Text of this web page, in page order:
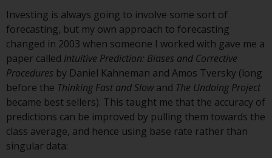
SERVICES LTD, Feldeggstrasse 12,
CH-8008 Zürich. Zahlstelle der von
Redwheel verwalteten Fonds in
der Schweiz ist die Helvetische
Bank AG, Seefeldstrasse 215, CH-
8008 Zürich. Der
Verkaufsprospekt oder ein
gleichwertiges Dokument der von
Redwheel verwalteten Fonds, die
Gründungsdokumente, die
Investing is always going to involve some sort of
forecasting, but my own approach to forecasting
changed in 2003 when someone I worked with gave me a
paper called Intuitive Prediction: Biases and Corrective
Procedures by Daniel Kahneman and Amos Tversky (long
before the Thinking Fast and Slowand The Undoing Project
became best sellers). This taught me that the accuracy of
predictions can be improved by pulling them towards the
class average, and hence using base rate rather than
singular data: